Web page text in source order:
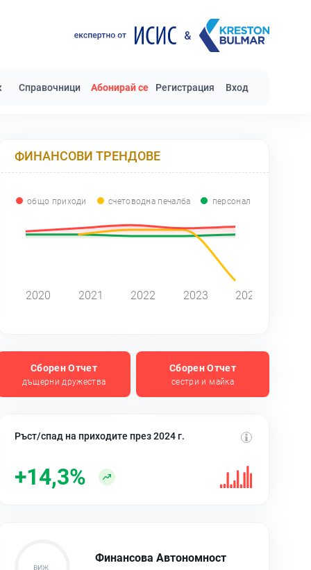
Справочници Абонирай се Регистрация Вход
ФИНАНСОВИ ТРЕНДОВЕ
общо приходи счетоводна печалба персонал
2020 2021 2022 2023 2024
Сборен Отчет
дъщерни дружества
Сборен Отчет
сестри и майка
Ръст/спад на приходите през 2024 г.
+14,3%
Финансова Автономност